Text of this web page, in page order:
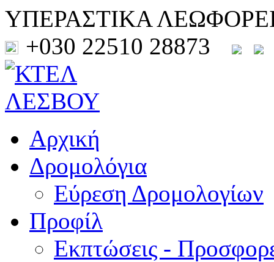
ΥΠΕΡΑΣΤΙΚΑ
+030 22510 28873
Αρχική
Δρομολόγια
Εύρεση Δρομολογίων
Προφίλ
Εκπτώσεις -